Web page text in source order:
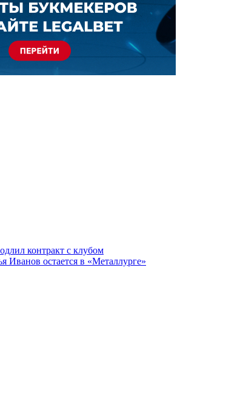
контракт с клубом
остается в «Металлурге»